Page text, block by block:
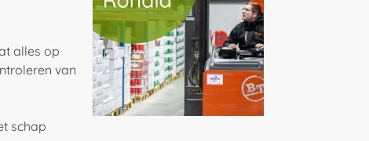
alles op
van
schap